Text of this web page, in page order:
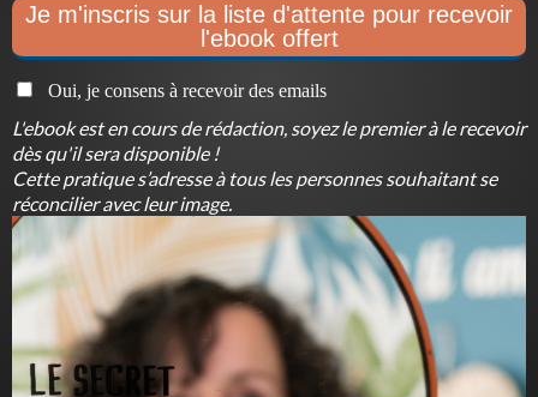
Je m'inscris sur la liste d'attente pour recevoir
l'ebook offert
Oui, je consens à recevoir des emails
L'ebook est en cours de rédaction, soyez le premier à le recevoir
dès qu'il sera disponible !
Cette pratique s’adresse à tous les personnes souhaitant se
réconcilier avec leur image.